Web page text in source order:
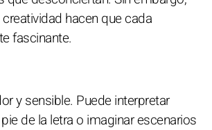
hacen que cada
fascinante.
y sensible. Puede interpretar
de la letra o imaginar escenarios